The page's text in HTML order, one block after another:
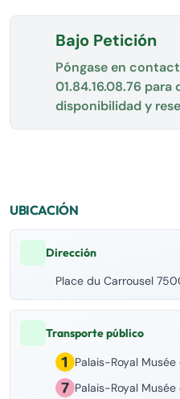
Bajo Petición
Póngase en
01.84.16.08.76 para
disponibilidad y
UBICACIÓN
Dirección
Place du Carrousel
Transporte público
Palais-Royal
Palais-Royal